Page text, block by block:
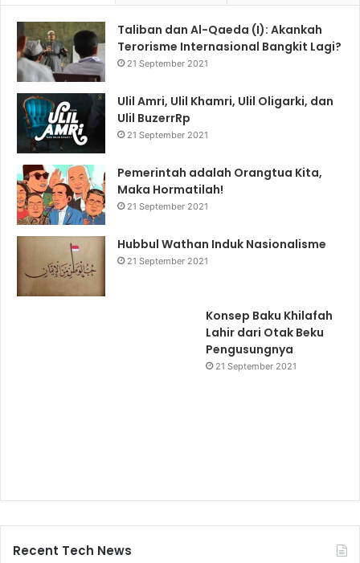
Taliban dan Al-Qaeda (I): Akankah
Terorisme Internasional Bangkit Lagi?
21 September 2021
Ulil Amri, Ulil Khamri, Ulil Oligarki, dan
Ulil BuzerrRp
21 September 2021
Pemerintah adalah Orangtua Kita,
Maka Hormatilah!
21 September 2021
Hubbul Wathan Induk Nasionalisme
21 September 2021
Konsep Baku Khilafah
Lahir dari Otak Beku
Pengusungnya
21 September 2021
Recent Tech News